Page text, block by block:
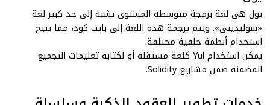
يول هي لغة برمجة متوسطة المستوى تشبه إلى حد كبير لغة
«سوليديتي». ويتم ترجمة هذه اللغة إلى بايت كود، مما يتيح
استخدام أنظمة خلفية مختلفة.
يمكن استخدام Yul كلغة مستقلة أو لكتابة تعليمات التجميع
المضمنة ضمن مشاريع Solidity.